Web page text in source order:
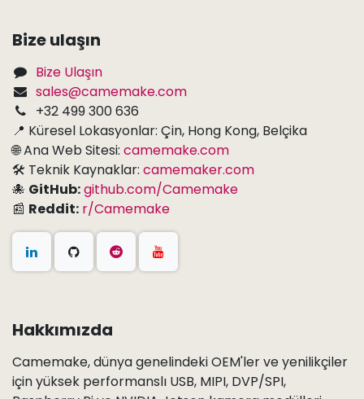
Bize ulaşın
Bize Ulaşın
sales@camemake.com
+32 499 300 636
📍 Küresel Lokasyonlar: Çin, Hong Kong, Belçika
🌐 Ana Web Sitesi: camemake.com
🛠 Teknik Kaynaklar: camemaker.com
🐙 GitHub:github.com/Camemake
📰 Reddit: r/Camemake
Hakkımızda
Camemake, dünya genelindeki OEM'ler ve yenilikçiler
için yüksek performanslı USB, MIPI, DVP/SPI,